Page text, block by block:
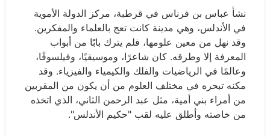
نشأ عباس بن فرناس في قرطبة، مركز الدولة الأموية
في الأندلس، وهي مدينة كانت تعج بالعلماء والمفكرين.
وقد نهل من معين علومها، فلم يترك بابًا من أبواب
المعرفة إلا وطرقه. كان شاعرًا، وموسيقيًا، وفيلسوفًا،
وعالمًا في الرياضيات والفلك والكيمياء والفيزياء. وقد
مكنه تبحره في مختلف العلوم من أن يكون من المقربين
من أمراء بني أمية، مثل عبد الرحمن الثاني، الذي اتخذه
من خاصته وأطلق عليه لقب "حكيم الأندلس".